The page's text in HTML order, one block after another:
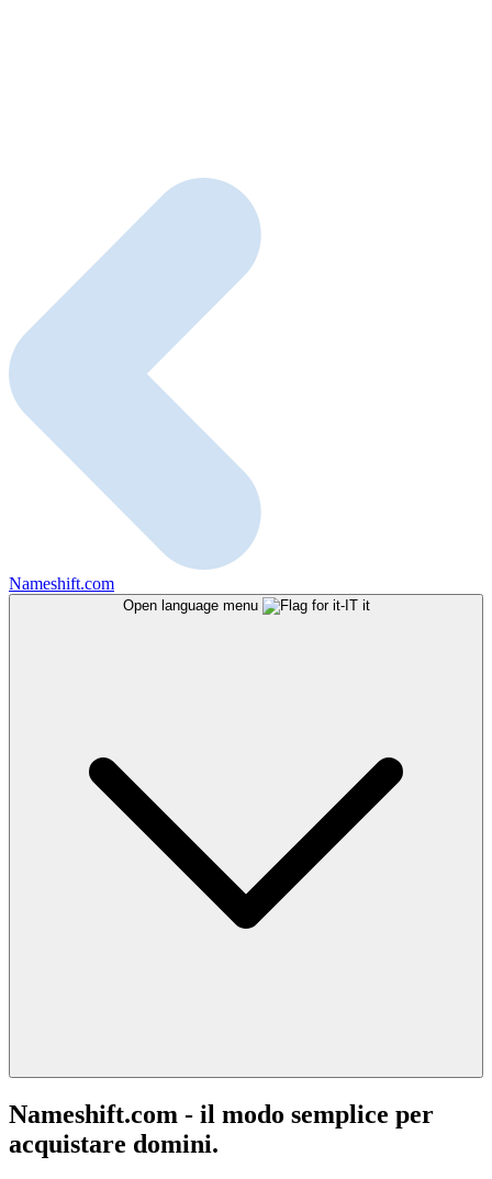
Nameshift.com
Open language menu it
Nameshift.com - il modo semplice per
acquistare domini.